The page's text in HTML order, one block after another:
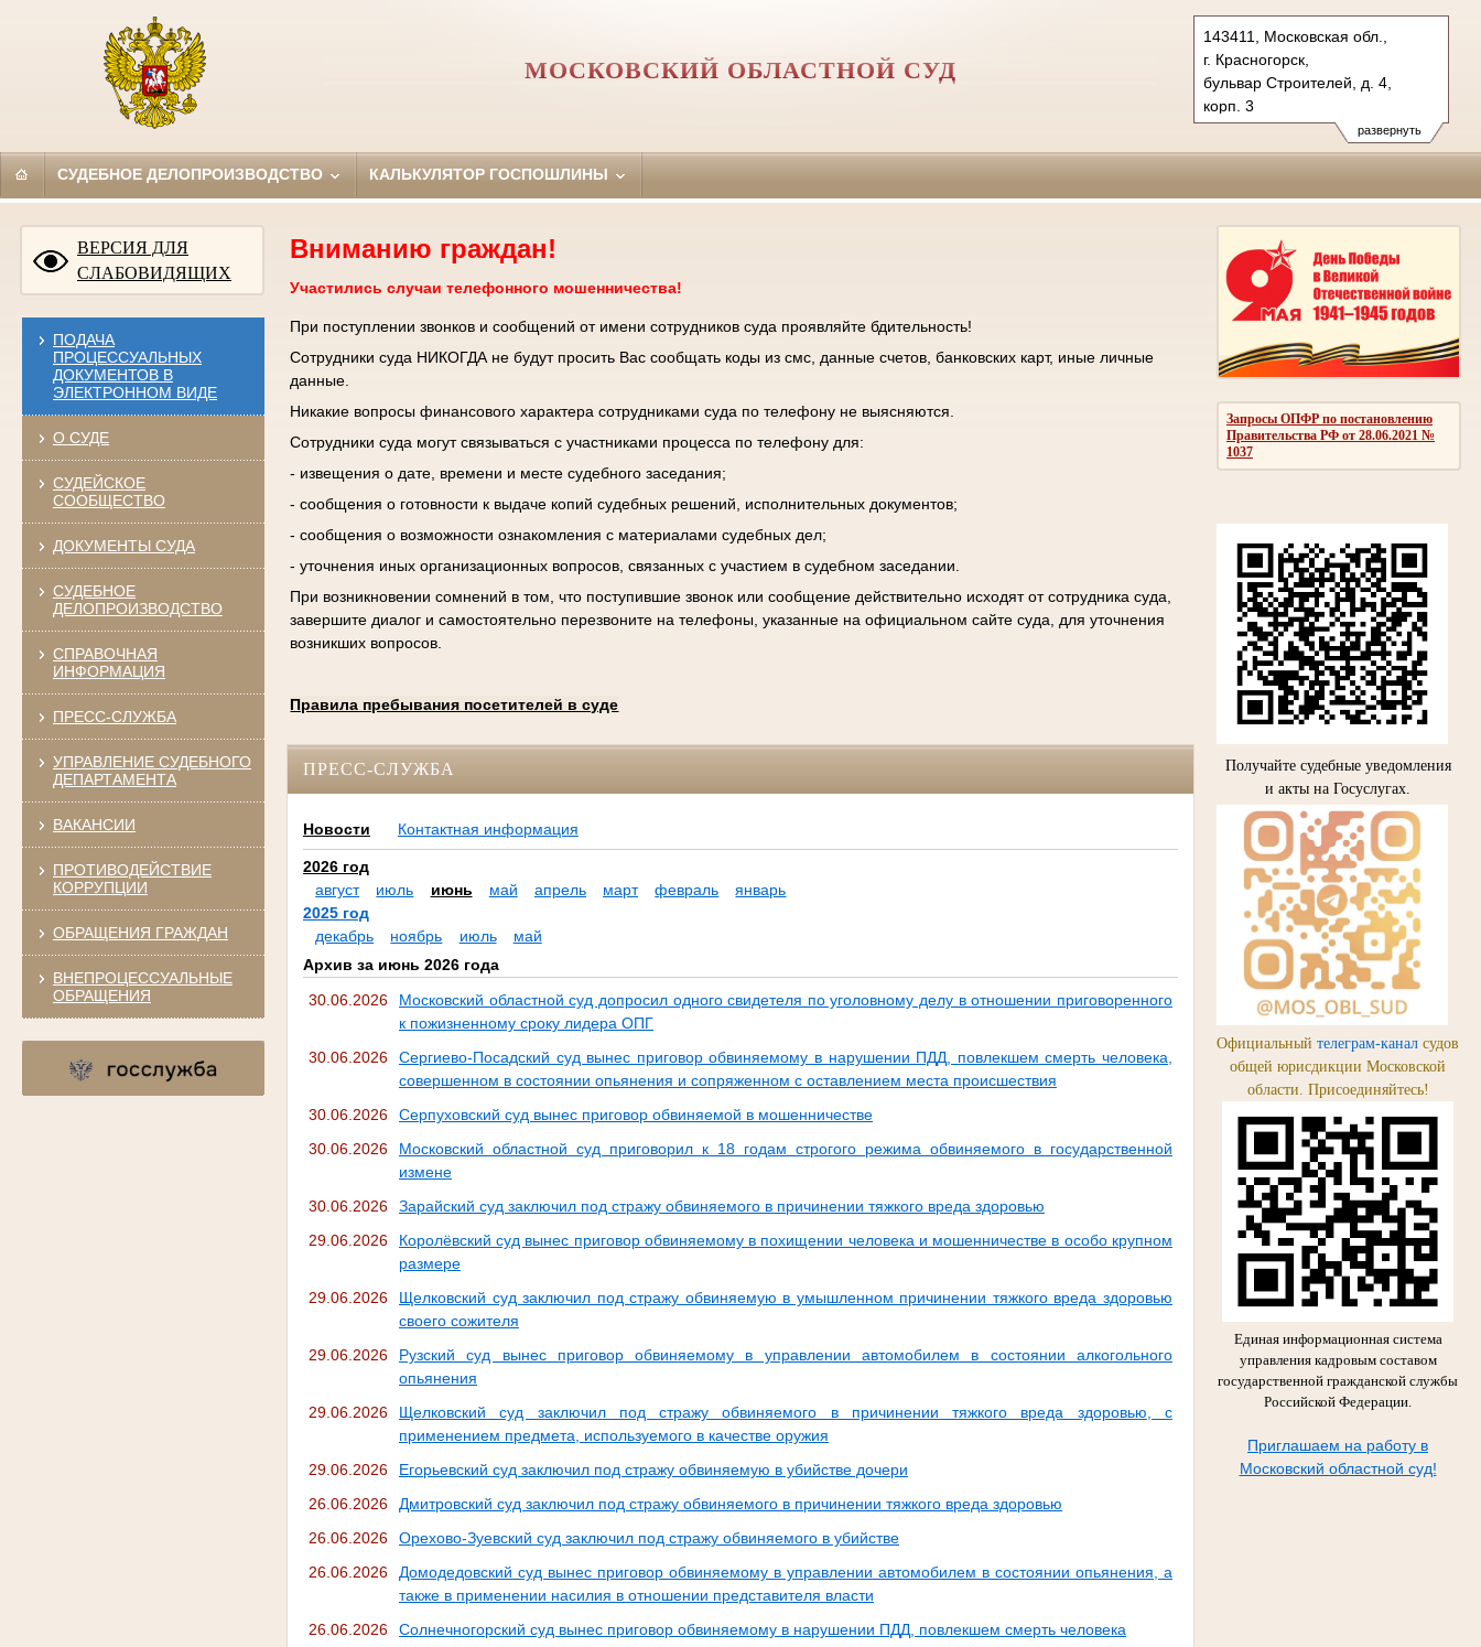
развернуть
143411, Московская обл.,
г. Красногорск,
бульвар Строителей, д. 4,
корп. 3
Тел.: +7 (498) 692 60 00
post.50os0000@sudrf.ru
МОСКОВСКИЙ ОБЛАСТНОЙ СУД
СУДЕБНОЕ ДЕЛОПРОИЗВОДСТВО КАЛЬКУЛЯТОР ГОСПОШЛИНЫ
ВЕРСИЯ ДЛЯ
СЛАБОВИДЯЩИХ
ПОДАЧА
ПРОЦЕССУАЛЬНЫХ
ДОКУМЕНТОВ В
ЭЛЕКТРОННОМ ВИДЕ
О СУДЕ
СУДЕЙСКОЕ
СООБЩЕСТВО
ДОКУМЕНТЫ СУДА
СУДЕБНОЕ
ДЕЛОПРОИЗВОДСТВО
СПРАВОЧНАЯ
ИНФОРМАЦИЯ
ПРЕСС-СЛУЖБА
УПРАВЛЕНИЕ СУДЕБНОГО
ДЕПАРТАМЕНТА
ВАКАНСИИ
ПРОТИВОДЕЙСТВИЕ
КОРРУПЦИИ
ОБРАЩЕНИЯ ГРАЖДАН
ВНЕПРОЦЕССУАЛЬНЫЕ
ОБРАЩЕНИЯ
Запросы ОПФР по постановлению
Правительства РФ от 28.06.2021 №
1037
Получайте судебные уведомления
и акты на Госуслугах.
Официальный телеграм-канал судов
общей юрисдикции Московской
области. Присоединяйтесь!
Единая информационная система
управления кадровым составом
государственной гражданской службы
Российской Федерации.
Приглашаем на работу в
Московский областной суд!
Вниманию граждан!
Участились случаи телефонного мошенничества!
При поступлении звонков и сообщений от имени сотрудников суда проявляйте бдительность!
Сотрудники суда НИКОГДА не будут просить Вас сообщать коды из смс, данные счетов, банковских карт, иные личные
данные.
Никакие вопросы финансового характера сотрудниками суда по телефону не выясняются.
Сотрудники суда могут связываться с участниками процесса по телефону для:
- извещения о дате, времени и месте судебного заседания;
- сообщения о готовности к выдаче копий судебных решений, исполнительных документов;
- сообщения о возможности ознакомления с материалами судебных дел;
- уточнения иных организационных вопросов, связанных с участием в судебном заседании.
При возникновении сомнений в том, что поступившие звонок или сообщение действительно исходят от сотрудника суда,
завершите диалог и самостоятельно перезвоните на телефоны, указанные на официальном сайте суда, для уточнения
возникших вопросов.
Правила пребывания посетителей в суде
ПРЕСС-СЛУЖБА
Новости Контактная информация
2026 год
август
июль июнь май апрель март февраль
январь
2025 год
декабрь
ноябрь июль
май
Архив за июнь 2026 года
30.06.2026
Московский областной суд допросил одного свидетеля по уголовному делу в отношении приговоренного
к пожизненному сроку лидера ОПГ
30.06.2026
Сергиево-Посадский суд вынес приговор обвиняемому в нарушении ПДД, повлекшем смерть человека,
совершенном в состоянии опьянения и сопряженном с оставлением места происшествия
30.06.2026
Серпуховский суд вынес приговор обвиняемой в мошенничестве
30.06.2026
Московский областной суд приговорил к 18 годам строгого режима обвиняемого в государственной
измене
30.06.2026
Зарайский суд заключил под стражу обвиняемого в причинении тяжкого вреда здоровью
29.06.2026
Королёвский суд вынес приговор обвиняемому в похищении человека и мошенничестве в особо крупном
размере
29.06.2026
Щелковский суд заключил под стражу обвиняемую в умышленном причинении тяжкого вреда здоровью
своего сожителя
29.06.2026
Рузский суд вынес приговор обвиняемому в управлении автомобилем в состоянии алкогольного
опьянения
29.06.2026
Щелковский суд заключил под стражу обвиняемого в причинении тяжкого вреда здоровью, с
применением предмета, используемого в качестве оружия
29.06.2026
Егорьевский суд заключил под стражу обвиняемую в убийстве дочери
26.06.2026
Дмитровский суд заключил под стражу обвиняемого в причинении тяжкого вреда здоровью
26.06.2026
Орехово-Зуевский суд заключил под стражу обвиняемого в убийстве
26.06.2026
Домодедовский суд вынес приговор обвиняемому в управлении автомобилем в состоянии опьянения, а
также в применении насилия в отношении представителя власти
26.06.2026
Солнечногорский суд вынес приговор обвиняемому в нарушении ПДД, повлекшем смерть человека